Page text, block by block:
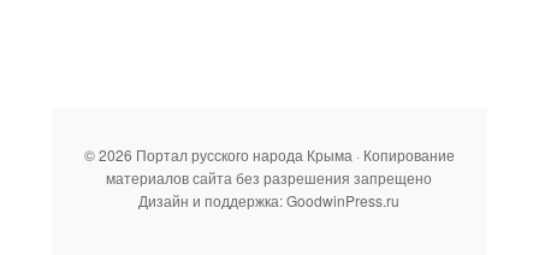
© 2026 Портал русского народа Крыма · Копирование
материалов сайта без разрешения запрещено
Дизайн и поддержка: GoodwinPress.ru